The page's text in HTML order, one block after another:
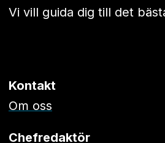
Vi vill guida dig till det
Kontakt
Om oss
Chefredaktör